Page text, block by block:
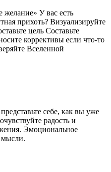
желание» У вас есть
прихоть? Визуализируйте
цель Составьте
коррективы если что-то
Вселенной
себе, как вы уже
радость и
Эмоциональное
мысли.